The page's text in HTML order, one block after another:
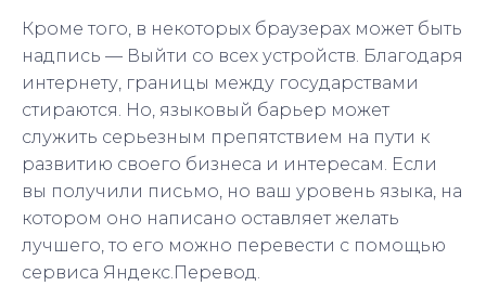
Кроме того, в некоторых браузерах может быть
надпись — Выйти со всех устройств. Благодаря
интернету, границы между государствами
стираются. Но, языковый барьер может
служить серьезным препятствием на пути к
развитию своего бизнеса и интересам. Если
вы получили письмо, но ваш уровень языка, на
котором оно написано оставляет желать
лучшего, то его можно перевести с помощью
сервиса Яндекс.Перевод.